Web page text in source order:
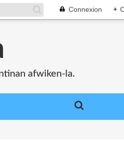
Connexion +
afwiken-la.